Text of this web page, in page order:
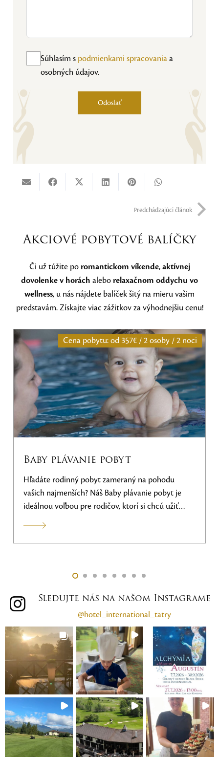
Súhlasím s podmienkami spracovaniaa
osobných údajov.
Odoslať
Alternative:
Predchádzajúci článok
Akciové pobytové balíčky
Či už túžite po romantickom víkende,aktívnej
dovolenke v horách alebo relaxačnom oddychu vo
wellness, u nás nájdete balíček šitý na mieru vašim
predstavám. Získajte viac zážitkov za výhodnejšiu cenu!
Baby plávanie pobyt
Hľadáte rodinný pobyt zameraný na pohodu
vašich najmenších? Náš Baby plávanie pobyt je
ideálnou voľbou pre rodičov, ktorí si chcú užiť
dieťatko s radosťou z vody!
plávanie pobytešte dnes a užite si
prostredí Vysokých Tatier!
Prvá lekcia začína v
Cena pobytu: od357€ / 2 osoby / 2 noci
Sledujte nás na našom Instagrame
@hotel_international_tatry